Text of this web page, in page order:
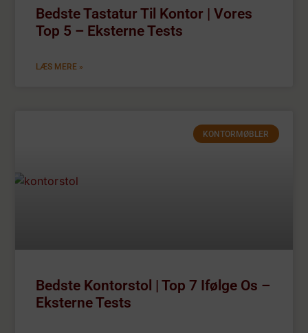
Bedste Tastatur Til Kontor | Vores
Top 5 – Eksterne Tests
LÆS MERE »
KONTORMØBLER
Bedste Kontorstol | Top 7 Ifølge Os –
Eksterne Tests